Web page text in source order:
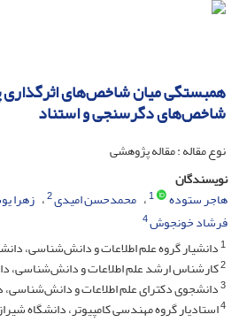
همبستگی میان شاخص‌های اثرگذاری
شاخص‌های دگرسنجی و استناد
نوع مقاله : مقاله پژوهشی
نویسندگان
هاجر ستوده
1 محمدحسن امیدی2 زهرا
فرشاد خونجوش4
1دانشیار گروه علم اطلاعات و دانش‌شناسی،
2کارشناس ارشد علم اطلاعات و دانش‌شناسی،
3دانشجوی دکترای علم اطلاعات و دانش‌شناسی،
4استادیار گروه مهندسی کامپیوتر، دانشگاه